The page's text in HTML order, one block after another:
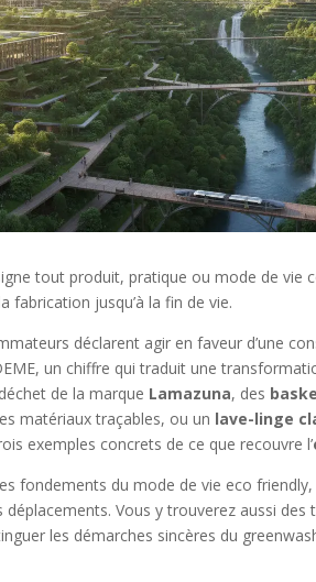
tout produit, pratique ou mode de vie
fabrication jusqu’à la fin de vie.
déclarent agir en faveur d’une
un chiffre qui traduit une
de la marque Lamazuna, des
matériaux traçables, ou un lave-linge
exemples concrets de ce que recouvre l’
fondements du mode de vie eco
Vous y trouverez aussi des
les démarches sincères du